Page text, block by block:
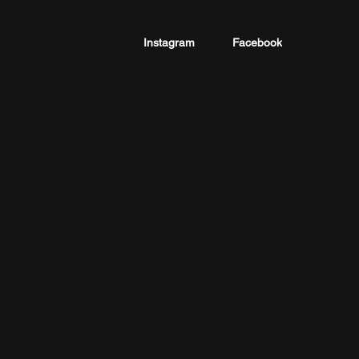
Instagram Facebook